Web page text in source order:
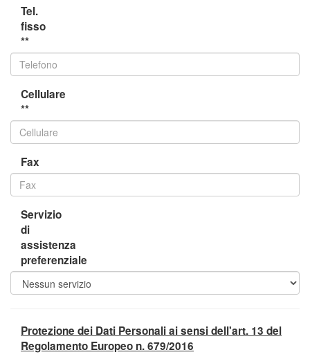
Tel.
fisso
**
Cellulare
**
Fax
Servizio
di
assistenza
preferenziale
Protezione dei Dati Personali ai sensi dell'art. 13 del
Regolamento Europeo n. 679/2016